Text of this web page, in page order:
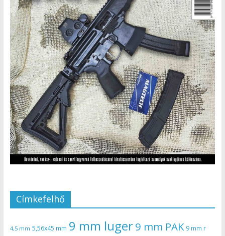
Címkefelhő
4,5 mm 5,56x45 mm 9 mm luger9 mm PAK 9 mm r